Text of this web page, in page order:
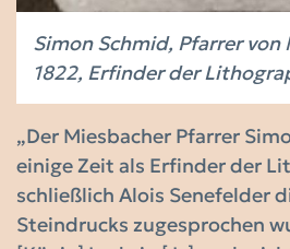
Simon Schmid, Pfarrer von
1822, Erfinder der
„Der Miesbacher Pfarrer
einige Zeit als Erfinder der
schließlich Alois Senefelder
Steindrucks zugesprochen